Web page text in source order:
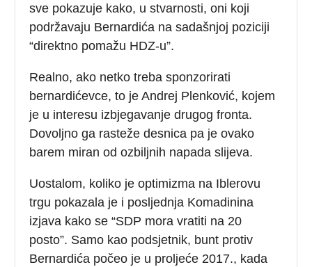
sve pokazuje kako, u stvarnosti, oni koji
podržavaju Bernardića na sadašnjoj poziciji
“direktno pomažu HDZ-u”.
Realno, ako netko treba sponzorirati
bernardićevce, to je Andrej Plenković, kojem
je u interesu izbjegavanje drugog fronta.
Dovoljno ga rasteže desnica pa je ovako
barem miran od ozbiljnih napada slijeva.
Uostalom, koliko je optimizma na Iblerovu
trgu pokazala je i posljednja Komadinina
izjava kako se “SDP mora vratiti na 20
posto”. Samo kao podsjetnik, bunt protiv
Bernardića počeo je u proljeće 2017., kada